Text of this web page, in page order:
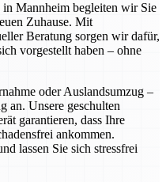
in Mannheim begleiten wir Sie
Zuhause. Mit
Beratung sorgen wir dafür,
vorgestellt haben – ohne
oder Auslandsumzug –
an. Unsere geschulten
garantieren, dass Ihre
ankommen.
lassen Sie sich stressfrei